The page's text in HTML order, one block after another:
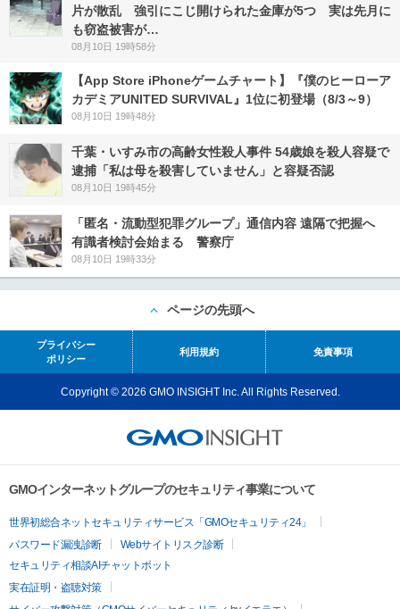
片が散乱 強引にこじ開けられた金庫が5つ 実は先月に
も窃盗被害が…
08月10日 19時58分
【App Store iPhoneゲームチャート】『僕のヒーローア
カデミアUNITED SURVIVAL』1位に初登場（8/3～9）
08月10日 19時48分
千葉・いすみ市の高齢女性殺人事件 54歳娘を殺人容疑で
逮捕「私は母を殺害していません」と容疑否認
08月10日 19時45分
「匿名・流動型犯罪グループ」通信内容 遠隔で把握へ
有識者検討会始まる 警察庁
08月10日 19時33分
ページの先頭へ
プライバシー
ポリシー
利用規約 免責事項
Copyright © 2026 GMO INSIGHT Inc. All Rights Reserved.
GMOインターネットグループのセキュリティ事業について
世界初総合ネットセキュリティサービス「GMOセキュリティ24」
パスワード漏洩診断
Webサイトリスク診断
セキュリティ相談AIチャットボット
実在証明・盗聴対策